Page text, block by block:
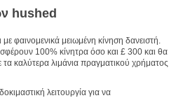
hushed
φαινομενικά μειωμένη κίνηση δανειστή.
100% κίνητρα όσο και £ 300 και θα
καλύτερα λιμάνια πραγματικού χρήματος
λειτουργία για να